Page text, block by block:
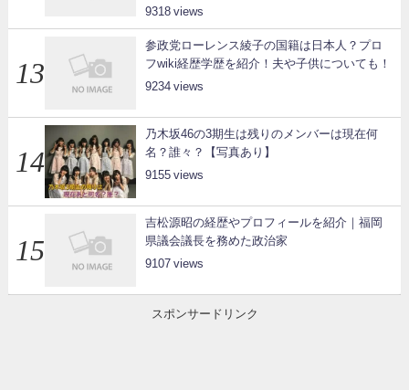
9318
参政党ローレンス綾子の国籍は日本人？プロ
フwiki経歴学歴を紹介！夫や子供についても！
9234
乃木坂46の3期生は残りのメンバーは現在何
名？誰々？【写真あり】
9155
吉松源昭の経歴やプロフィールを紹介｜福岡
県議会議長を務めた政治家
9107
スポンサードリンク